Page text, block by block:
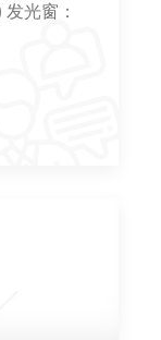
光窗：